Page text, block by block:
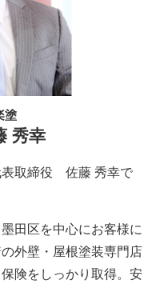
塗
秀幸
取締役 佐藤 秀幸で
田区を中心にお客様に
外壁・屋根塗装専門店
険をしっかり取得。安